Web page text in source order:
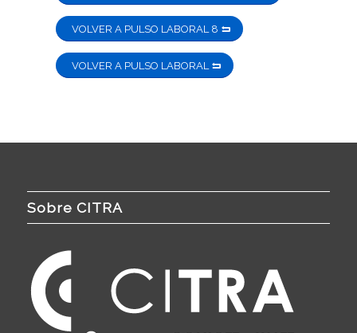
VOLVER A PULSO LABORAL 8
VOLVER A PULSO LABORAL
Sobre CITRA